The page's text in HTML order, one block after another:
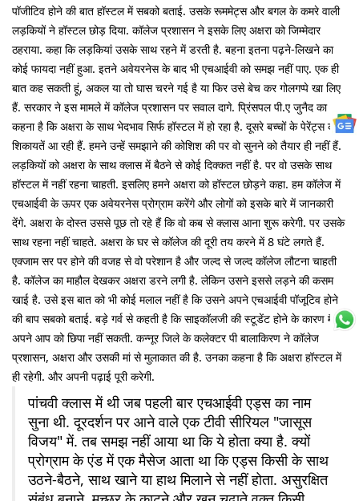
पॉजीटिव होने की बात हॉस्टल में सबको बताई. उसके रूममेट्स और बगल के कमरे वाली
लड़कियों ने हॉस्टल छोड़ दिया. कॉलेज प्रशासन ने इसके लिए अक्षरा को जिम्मेदार
ठहराया. कहा कि लड़कियां उसके साथ रहने में डरती है. बहना इतना पढ़ने-लिखने का
कोई फायदा नहीं हुआ. इतने अवेयरनेस के बाद भी एचआईवी को समझ नहीं पाए. एक ही
बात कह सकती हूं, अकल या तो घास चरने गई है या फिर उसे बेच कर गोलगप्पे खा लिए
हैं. सरकार ने इस मामले में कॉलेज प्रशासन पर सवाल दागे. प्रिंसपल पी.ए जुनैद का
कहना है कि अक्षरा के साथ भेदभाव सिर्फ हॉस्टल में हो रहा है. दूसरे बच्चों के पेरेंट्स की
शिकायतें आ रही हैं. हमने उन्हें समझाने की कोशिश की पर वो सुनने को तैयार ही नहीं हैं.
लड़कियों को अक्षरा के साथ क्लास में बैठने से कोई दिक्कत नहीं है. पर वो उसके साथ
हॉस्टल में नहीं रहना चाहती. इसलिए हमने अक्षरा को हॉस्टल छोड़ने कहा. हम कॉलेज में
एचआईवी के ऊपर एक अवेयरनेस प्रोग्राम करेंगे और लोगों को इसके बारे में जानकारी
देंगे. अक्षरा के दोस्त उससे पूछ तो रहे हैं कि वो कब से क्लास आना शुरू करेगी. पर उसके
साथ रहना नहीं चाहते. अक्षरा के घर से कॉलेज की दूरी तय करने में 8 घंटे लगते हैं.
एक्जाम सर पर होने की वजह से वो परेशान है और जल्द से जल्द कॉलेज लौटना चाहती
है. कॉलेज का माहौल देखकर अक्षरा डरने लगी है. लेकिन उसने इससे लड़ने की कसम
खाई है. उसे इस बात को भी कोई मलाल नहीं है कि उसने अपने एचआईवी पॉजूटिव होने
की बाप सबको बताई. बड़े गर्व से कहती है कि साइकॉलजी की स्टूडेंट होने के कारण मैं
अपने आप को छिपा नहीं सकती. कन्नूर जिले के कलेक्टर पी बालाकिरण ने कॉलेज
प्रशासन, अक्षरा और उसकी मां से मुलाकात की है. उनका कहना है कि अक्षरा हॉस्टल में
ही रहेगी. और अपनी पढ़ाई पूरी करेगी.
पांचवी क्लास में थी जब पहली बार एचआईवी एड्स का नाम
सुना थी. दूरदर्शन पर आने वाले एक टीवी सीरियल "जासूस
विजय" में. तब समझ नहीं आया था कि ये होता क्या है. क्यों
प्रोग्राम के एंड में एक मैसेज आता था कि एड्स किसी के साथ
उठने-बैठने, साथ खाने या हाथ मिलाने से नहीं होता. असुरक्षित